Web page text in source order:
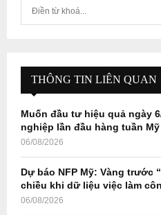
f
r
THÔNG TIN LIÊN QUAN
Muốn đầu tư hiệu quả ngày
nghiệp lần đầu hàng tuần Mỹ
06/08/2026
Dự báo NFP Mỹ: Vàng trước
chiều khi dữ liệu việc làm
06/08/2026